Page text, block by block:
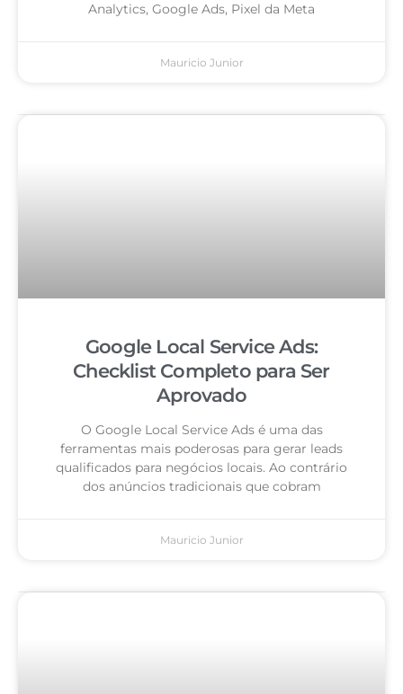
Analytics, Google Ads, Pixel da Meta
Mauricio Junior
Google Local Service Ads:
Checklist Completo para Ser
Aprovado
O Google Local Service Ads é uma das
ferramentas mais poderosas para gerar leads
qualificados para negócios locais. Ao contrário
dos anúncios tradicionais que cobram
Mauricio Junior